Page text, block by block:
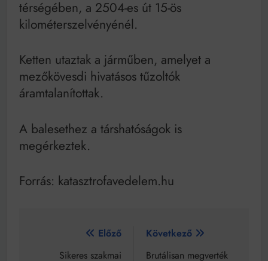
Mindenki a világot akarja uralni – de nem csak a 80-
as években
Bitumenes lapostetők: a bevált technológia akkor
térségében, a 2504-es út 15-ös
kilométerszelvényénél.
Ketten utaztak a járműben, amelyet a
mezőkövesdi hivatásos tűzoltók
áramtalanítottak.
A balesethez a társhatóságok is
megérkeztek.
Forrás: katasztrofavedelem.hu
BejegyzésElőző
Sikeres szakmai
Következő
Brutálisan megverték